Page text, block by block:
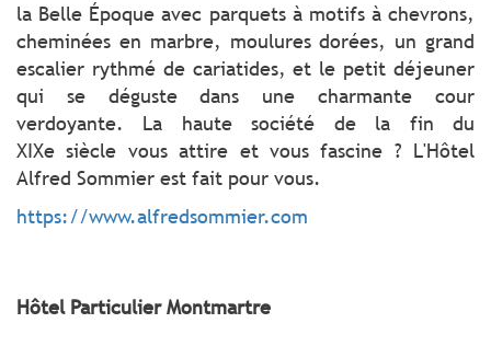
la Belle Époque avec parquets à motifs à chevrons,
cheminées en marbre, moulures dorées, un grand
escalier rythmé de cariatides, et le petit déjeuner
qui se déguste dans une charmante cour
verdoyante. La haute société de la fin du
XIXe siècle vous attire et vous fascine ? L'Hôtel
Alfred Sommier est fait pour vous.
https://www.alfredsommier.com
Hôtel Particulier Montmartre